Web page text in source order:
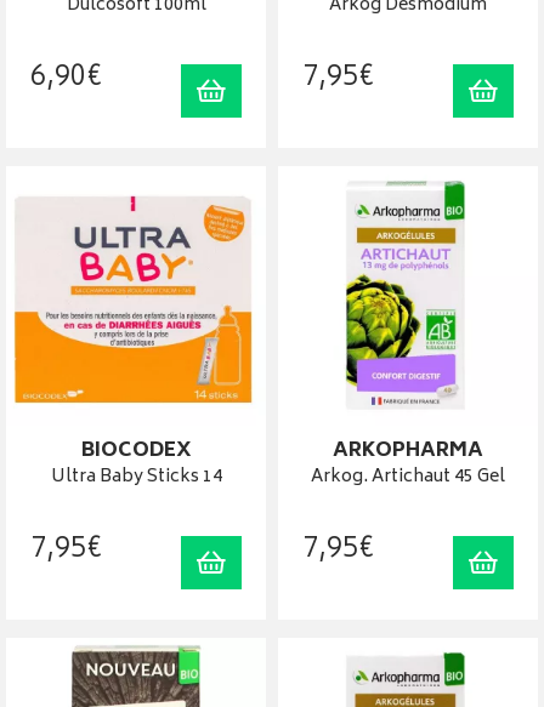
6,90€ Ajouter au panier
7,95€
BIOCODEX
Ultra Baby Sticks 14
7,95€ Ajouter au panier
ARKOPHARMA
Arkog. Artichaut 45 Gel
7,95€